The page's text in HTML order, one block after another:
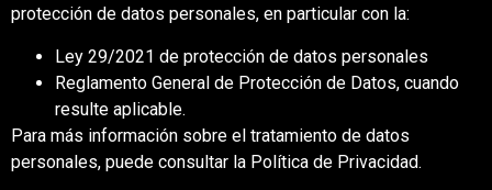
protección de datos personales, en particular con la:
Ley 29/2021 de protección de datos personales
Reglamento General de Protección de Datos, cuando
resulte aplicable.
Para más información sobre el tratamiento de datos
personales, puede consultar la Política de Privacidad.